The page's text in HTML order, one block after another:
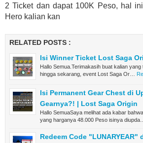
2 Ticket dan dapat 100K Peso, hal
Hero kalian kan
RELATED POSTS :
Isi Winner Ticket Lost Saga
Hallo Semua.Terimakasih buat kalian
hingga sekarang, event Lost Saga Or…
Isi Permanent Gear Chest di
Gearnya?! | Lost Saga Origin
Hallo SemuaSaya melihat ada kabar
yang harganya 48.000 Peso isinya diupda…
Redeem Code "LUNARYEAR"